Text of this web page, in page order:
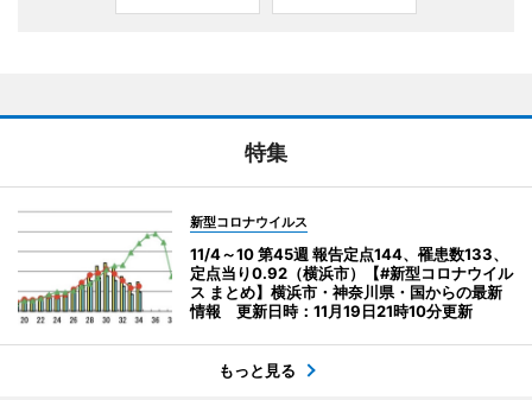
特集
新型コロナウイルス
11/4～10 第45週 報告定点144、罹患数133、
定点当り0.92（横浜市）【#新型コロナウイル
ス まとめ】横浜市・神奈川県・国からの最新
情報 更新日時：11月19日21時10分更新
もっと見る